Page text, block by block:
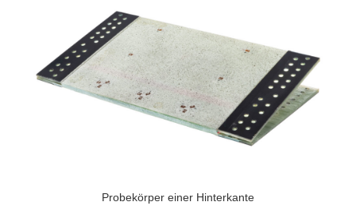
Probekörper einer Hinterkante